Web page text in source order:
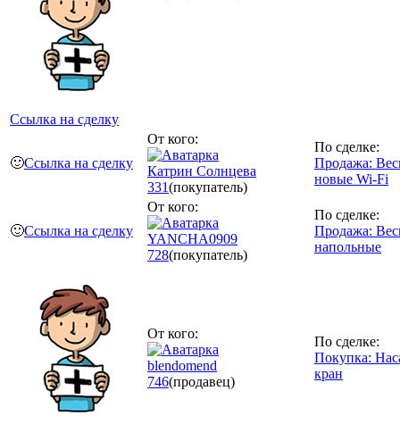
Ссылка на сделку
🙂Ссылка на сделку
От кого:
Катрин Солнцева
331(покупатель)
По сделке:
Продажа:
новые Wi-Fi
🙂Ссылка на сделку
От кого:
YANCHA0909
728(покупатель)
По сделке:
Продажа:
напольные
От кого:
blendomend
746(продавец)
По сделке:
Покупка:
кран